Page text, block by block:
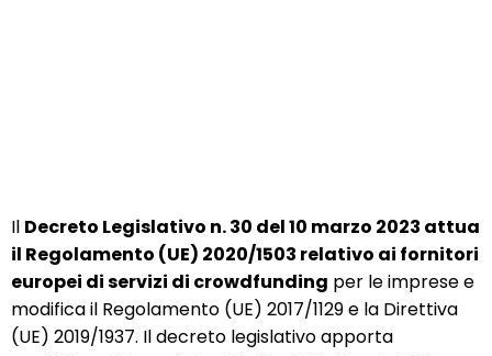
Il Decreto Legislativo n. 30 del 10 marzo 2023 attua
il Regolamento (UE) 2020/1503 relativo ai fornitori
europei di servizi di crowdfunding per le imprese e
modifica il Regolamento (UE) 2017/1129 e la Direttiva
(UE) 2019/1937. Il decreto legislativo apporta